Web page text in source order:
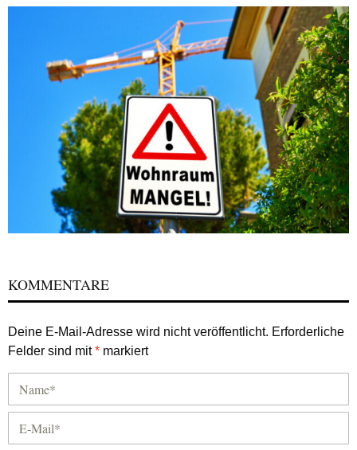
KOMMENTARE
Deine E-Mail-Adresse wird nicht veröffentlicht. Erforderliche
Felder sind mit* markiert